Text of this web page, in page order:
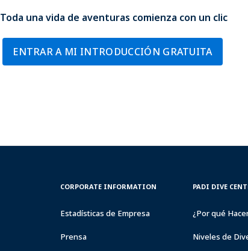
Toda una vida de aventuras comienza con un clic
ENTRAR A MI INTRODUCCIÓN GRATUITA
CORPORATE
CORPORATE INFORMATION
Estadísticas de Empresa
Prensa
PADI
&
PADI DIVE
¿Por qué
Niveles de